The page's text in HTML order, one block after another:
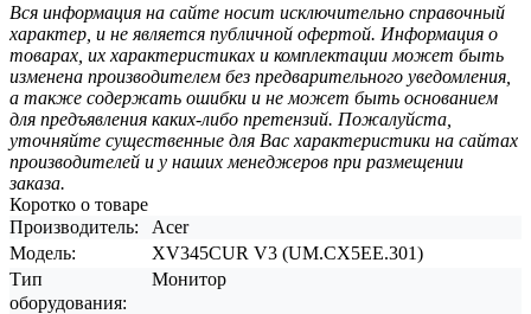
Вся информация на сайте носит исключительно справочный
характер, и не является публичной офертой. Информация о
товарах, их характеристиках и комплектации может быть
изменена производителем без предварительного уведомления,
а также содержать ошибки и не может быть основанием
для предъявления каких-либо претензий. Пожалуйста,
уточняйте существенные для Вас характеристики на сайтах
производителей и у наших менеджеров при размещении
заказа.
Коротко о товаре
Производитель:
Acer
Модель:
XV345CUR V3 (UM.CX5EE.301)
Тип
оборудования:
Монитор